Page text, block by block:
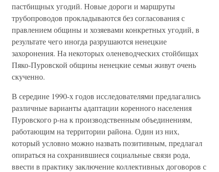
пастбищных угодий. Новые дороги и маршруты
трубопроводов прокладываются без согласования с
правлением общины и хозяевами конкретных угодий, в
результате чего иногда разрушаются ненецкие
захоронения. На некоторых оленеводческих стойбищах
Пяко-Пуровской общины ненецкие семьи живут очень
скученно.
В середине 1990-х годов исследователями предлагались
различные варианты адаптации коренного населения
Пуровского р-на к производственным объединениям,
работающим на территории района. Один из них,
который условно можно назвать позитивным, предлагал
опираться на сохранившиеся социальные связи рода,
ввести в практику заключение коллективных договоров с